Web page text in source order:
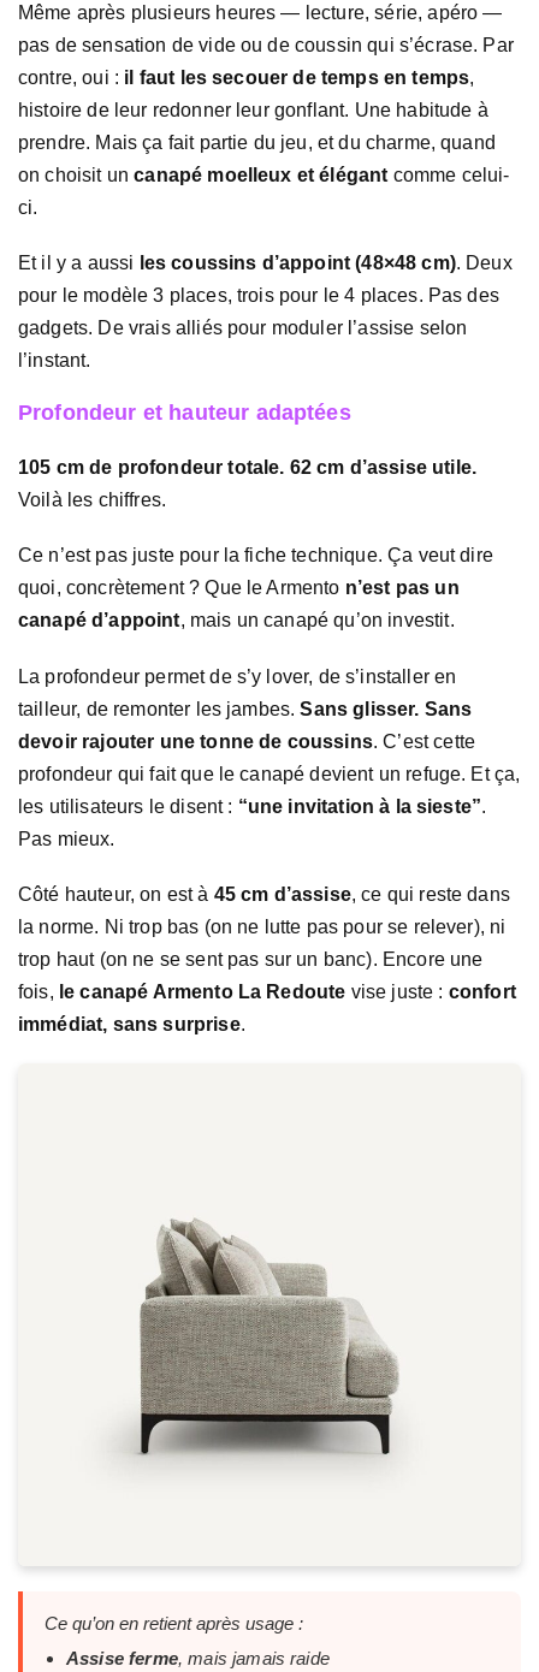
Même après plusieurs heures — lecture, série, apéro —
pas de sensation de vide ou de coussin qui s’écrase. Par
contre, oui : il faut les secouer de temps en temps,
histoire de leur redonner leur gonflant. Une habitude à
prendre. Mais ça fait partie du jeu, et du charme, quand
on choisit uncanapé moelleux et élégant comme celui-
ci.
Et il y a aussi les coussins d’appoint (48×48 cm). Deux
pour le modèle 3 places, trois pour le 4 places. Pas des
gadgets. De vrais alliés pour moduler l’assise selon
l’instant.
Profondeur et hauteur adaptées
105 cm de profondeur totale. 62 cm d’assise utile.
Voilà les chiffres.
Ce n’est pas juste pour la fiche technique. Ça veut dire
quoi, concrètement ? Que le Armento n’est pas un
canapé d’appoint, mais un canapé qu’on investit.
La profondeur permet de s’y lover, de s’installer en
tailleur, de remonter les jambes.Sans glisser. Sans
devoir rajouter une tonne de coussins. C’est cette
profondeur qui fait que le canapé devient un refuge. Et ça,
les utilisateurs le disent : “une invitation à la sieste”.
Pas mieux.
Côté hauteur, on est à 45 cm d’assise, ce qui reste dans
la norme. Ni trop bas (on ne lutte pas pour se relever), ni
trop haut (on ne se sent pas sur un banc). Encore une
fois, le canapé Armento La Redoute vise juste : confort
immédiat, sans surprise.
Ce qu’on en retient après usage :
Assise ferme, mais jamais raide